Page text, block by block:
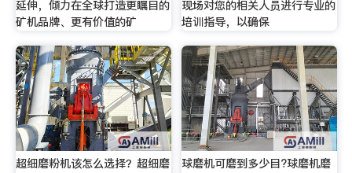
延伸，倾力在全球打造更瞩目的
矿机品牌、更有价值的矿
现场对您的相关人员进行专业的
培训指导，以确保
超细磨粉机该怎么选择？超细磨
球磨机可磨到多少目?球磨机磨